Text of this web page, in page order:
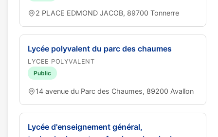
2 PLACE EDMOND JACOB, 89700 Tonnerre
Lycée polyvalent du parc des chaumes
LYCEE POLYVALENT
Public
14 avenue du Parc des Chaumes, 89200 Avallon
Lycée d'enseignement général,